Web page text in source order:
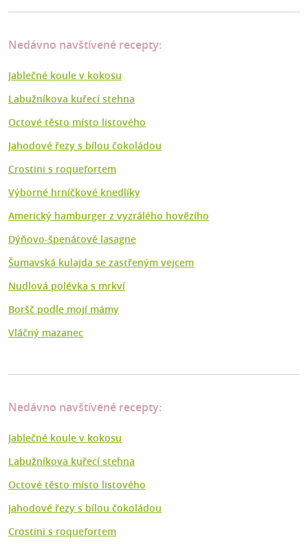
Nedávno navštívené recepty:
Jablečné koule v kokosu
Labužníkova kuřecí stehna
Octové těsto místo listového
Jahodové řezy s bílou čokoládou
Crostini s roquefortem
Výborné hrníčkové knedlíky
Americký hamburger z vyzrálého hovězího
Dýňovo-špenátové lasagne
Šumavská kulajda se zastřeným vejcem
Nudlová polévka s mrkví
Boršč podle mojí mámy
Vláčný mazanec
Nedávno navštívené recepty:
Jablečné koule v kokosu
Labužníkova kuřecí stehna
Octové těsto místo listového
Jahodové řezy s bílou čokoládou
Crostini s roquefortem